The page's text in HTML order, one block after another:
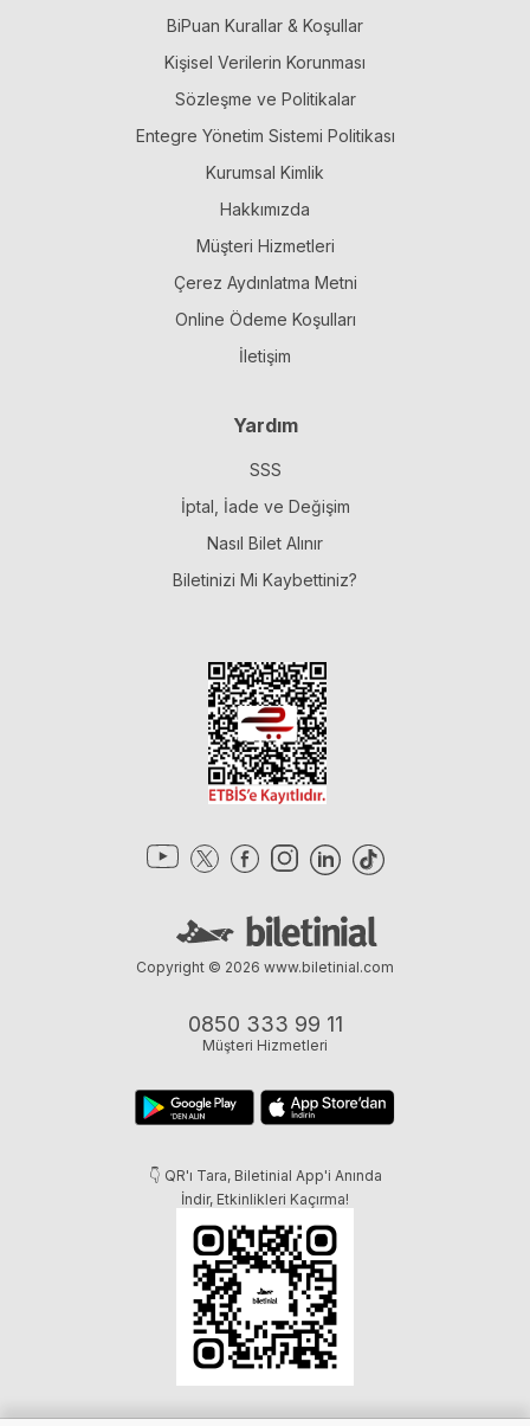
BiPuan Kurallar & Koşullar
Kişisel Verilerin Korunması
Sözleşme ve Politikalar
Entegre Yönetim Sistemi Politikası
Kurumsal Kimlik
Hakkımızda
Müşteri Hizmetleri
Çerez Aydınlatma Metni
Online Ödeme Koşulları
İletişim
Yardım
SSS
İptal, İade ve Değişim
Nasıl Bilet Alınır
Biletinizi Mi Kaybettiniz?
0850 333 99 11
Müşteri Hizmetleri
👇 QR'ı Tara, Biletinial App'i Anında
İndir, Etkinlikleri Kaçırma!
Copyright © 2026 www.biletinial.com